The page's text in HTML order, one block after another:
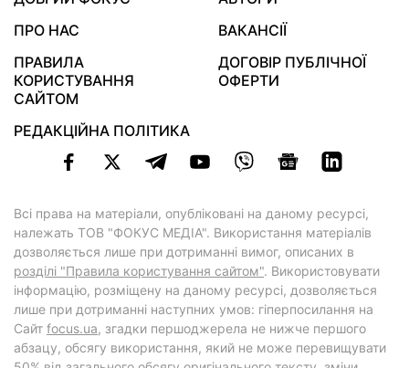
ПРО НАС
ВАКАНСІЇ
ПРАВИЛА
КОРИСТУВАННЯ
САЙТОМ
ДОГОВІР ПУБЛІЧНОЇ
ОФЕРТИ
РЕДАКЦІЙНА ПОЛІТИКА
Всі права на матеріали, опубліковані на даному ресурсі,
належать ТОВ "ФОКУС МЕДІА". Використання матеріалів
дозволяється лише при дотриманні вимог, описаних в
розділі "Правила користування сайтом". Використовувати
інформацію, розміщену на даному ресурсі, дозволяється
лише при дотриманні наступних умов: гіперпосилання на
Cайт focus.ua, згадки першоджерела не нижче першого
абзацу, обсягу використання, який не може перевищувати